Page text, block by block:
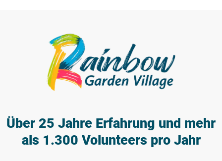
Über 25 Jahre Erfahrung und mehr
als 1.300 Volunteers pro Jahr